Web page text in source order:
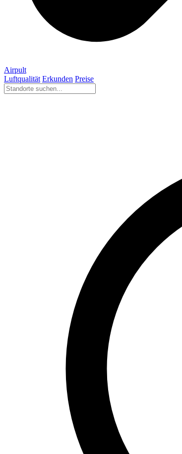
Airpult
Luftqualität Erkunden Preise